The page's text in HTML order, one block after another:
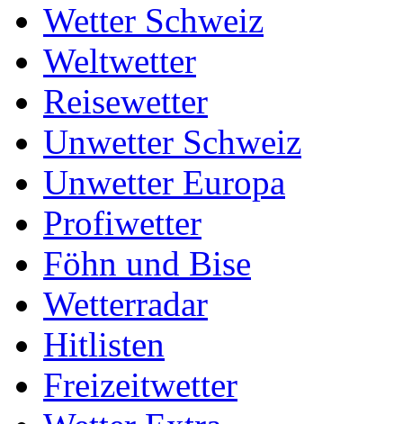
Wetter Schweiz
Weltwetter
Reisewetter
Unwetter Schweiz
Unwetter Europa
Profiwetter
Föhn und Bise
Wetterradar
Hitlisten
Freizeitwetter